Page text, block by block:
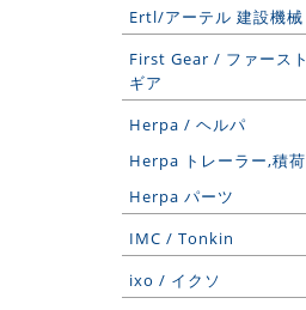
Ertl/アーテル 建設機械
First Gear / ファースト
ギア
Herpa / ヘルパ
Herpa トレーラー,積荷
Herpa パーツ
IMC / Tonkin
ixo / イクソ